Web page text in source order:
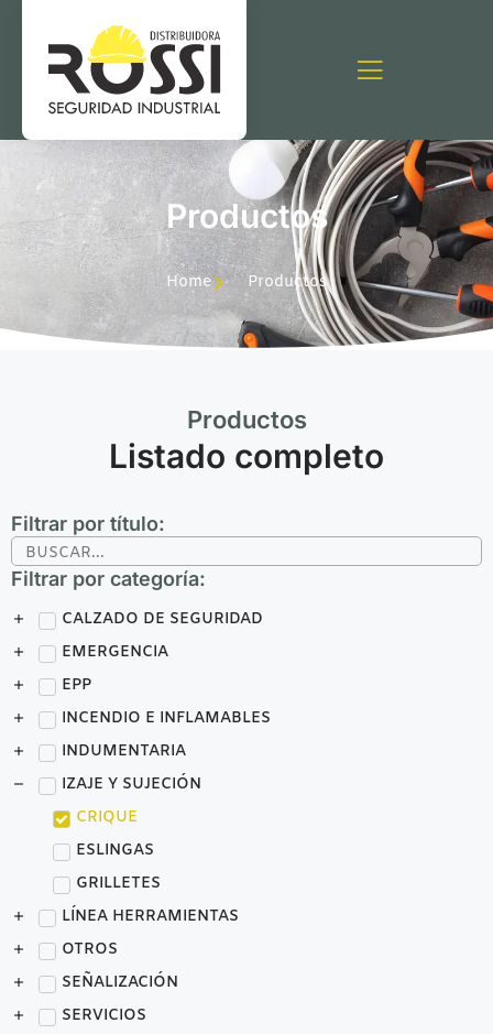
Productos
Home Productos
Productos
Listado completo
Filtrar por título:
Filtrar por categoría:
CALZADO DE SEGURIDAD
EMERGENCIA
EPP
INCENDIO E INFLAMABLES
INDUMENTARIA
IZAJE Y SUJECIÓN
CRIQUE
ESLINGAS
GRILLETES
LÍNEA HERRAMIENTAS
OTROS
SEÑALIZACIÓN
SERVICIOS